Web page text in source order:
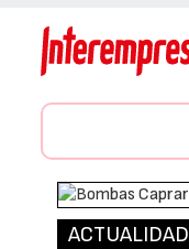
ACTUALIDAD